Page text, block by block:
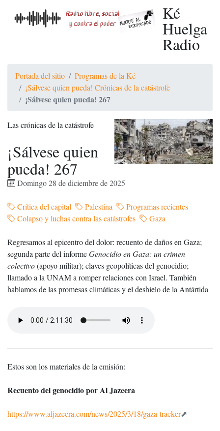
Ké
Huelga
Radio
Portada del sitio
Programas de la Ké
¡Sálvese quien pueda! Crónicas de la catástrofe
¡Sálvese quien pueda! 267
Las crónicas de la catástrofe
¡Sálvese quien
pueda! 267
Domingo 28 de diciembre de 2025
Crítica del capital Palestina
Programas recientes
Colapso y luchas contra las catástrofes
Gaza
Regresamos al epicentro del dolor: recuento de daños en Gaza;
segunda parte del informeGenocidio en Gaza: un crimen
colectivo(apoyo militar); claves geopolíticas del genocidio;
llamado a la UNAM a romper relaciones con Israel. También
hablamos de las promesas climáticas y el deshielo de la Antártida
Estos son los materiales de la emisión:
Recuento del genocidio por Al Jazeera
https://www.aljazeera.com/news/2025/3/18/gaza-tracker